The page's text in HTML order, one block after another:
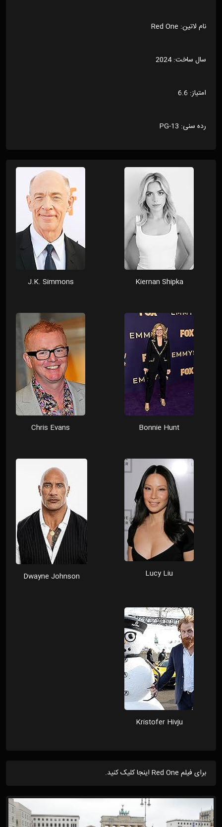
نام لاتین: Red One
سال ساخت: 2024
امتیاز: 6.6
رده سنی: PG-13
Kiernan Shipka
J.K. Simmons
Bonnie Hunt
Chris Evans
Lucy Liu
Dwayne Johnson
Kristofer Hivju
برای فیلم Red One اینجا کلیک کنید.